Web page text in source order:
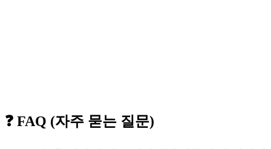
❓ FAQ (자주 묻는 질문)